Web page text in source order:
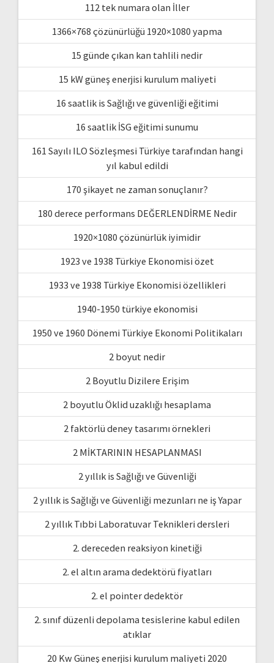
112 tek numara olan İller
1366×768 çözünürlüğü 1920×1080 yapma
15 günde çıkan kan tahlili nedir
15 kW güneş enerjisi kurulum maliyeti
16 saatlik is Sağlığı ve güvenliği eğitimi
16 saatlik İSG eğitimi sunumu
161 Sayılı ILO Sözleşmesi Türkiye tarafından hangi
yıl kabul edildi
170 şikayet ne zaman sonuçlanır?
180 derece performans DEĞERLENDİRME Nedir
1920×1080 çözünürlük iyimidir
1923 ve 1938 Türkiye Ekonomisi özet
1933 ve 1938 Türkiye Ekonomisi özellikleri
1940-1950 türkiye ekonomisi
1950 ve 1960 Dönemi Türkiye Ekonomi Politikaları
2 boyut nedir
2 Boyutlu Dizilere Erişim
2 boyutlu Öklid uzaklığı hesaplama
2 faktörlü deney tasarımı örnekleri
2 MİKTARININ HESAPLANMASI
2 yıllık is Sağlığı ve Güvenliği
2 yıllık is Sağlığı ve Güvenliği mezunları ne iş Yapar
2 yıllık Tıbbi Laboratuvar Teknikleri dersleri
2. dereceden reaksiyon kinetiği
2. el altın arama dedektörü fiyatları
2. el pointer dedektör
2. sınıf düzenli depolama tesislerine kabul edilen
atıklar
20 Kw Güneş enerjisi kurulum maliyeti 2020